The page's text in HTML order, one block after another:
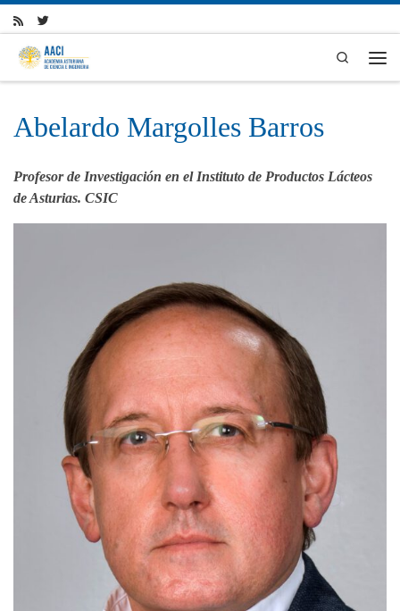
Skip to content
Search
Abelardo Margolles Barros
Profesor de Investigación en el Instituto de Productos Lácteos
de Asturias. CSIC